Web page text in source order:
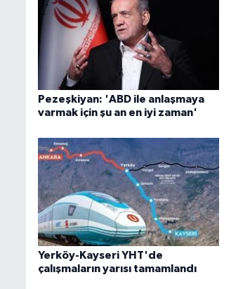
Pezeşkiyan: 'ABD ile anlaşmaya
varmak için şu an en iyi zaman'
Yerköy-Kayseri YHT'de
çalışmaların yarısı tamamlandı